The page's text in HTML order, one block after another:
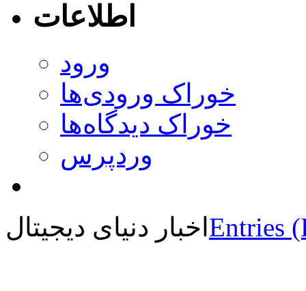
اطلاعات
ورود
خوراک ورودی‌ها
خوراک دیدگاه‌ها
وردپرس
اخبار دنیای دیجیتال Entries